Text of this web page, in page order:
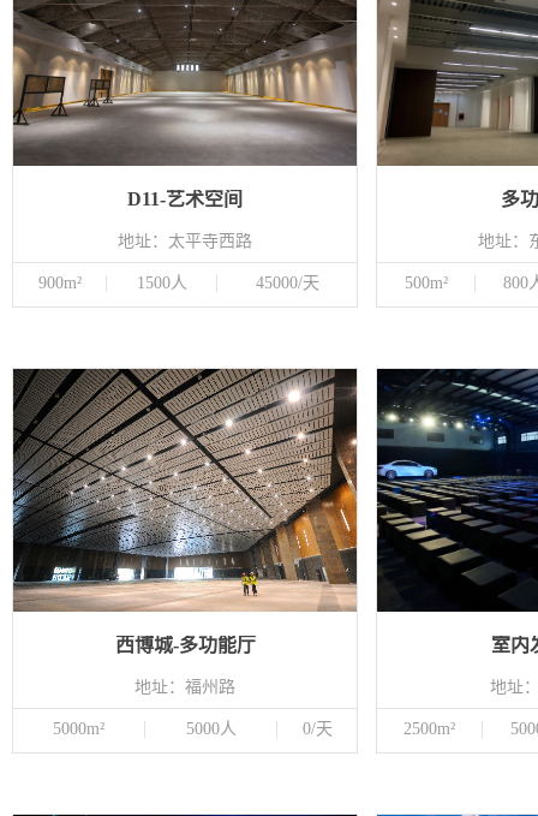
D11-艺术空间
地址：太平寺西路
900m² 1500人 45000/天
多
地址：
500m² 800
西博城-多功能厅
地址：福州路
5000m² 5000人 0/天
室内
地址
2500m²